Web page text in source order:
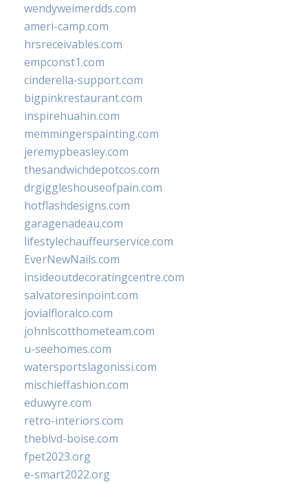
wendyweimerdds.com
ameri-camp.com
hrsreceivables.com
empconst1.com
cinderella-support.com
bigpinkrestaurant.com
inspirehuahin.com
memmingerspainting.com
jeremypbeasley.com
thesandwichdepotcos.com
drgiggleshouseofpain.com
hotflashdesigns.com
garagenadeau.com
lifestylechauffeurservice.com
EverNewNails.com
insideoutdecoratingcentre.com
salvatoresinpoint.com
jovialfloralco.com
johnlscotthometeam.com
u-seehomes.com
watersportslagonissi.com
mischieffashion.com
eduwyre.com
retro-interiors.com
theblvd-boise.com
fpet2023.org
e-smart2022.org